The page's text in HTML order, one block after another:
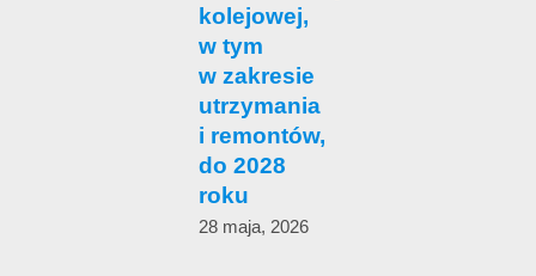
kolejowej,
w tym
w zakresie
utrzymania
i remontów,
do 2028
roku
28 maja, 2026